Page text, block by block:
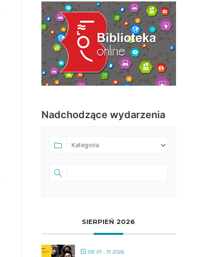
Nadchodzące wydarzenia
SIERPIEŃ 2026
SIE 01 - 31 2026